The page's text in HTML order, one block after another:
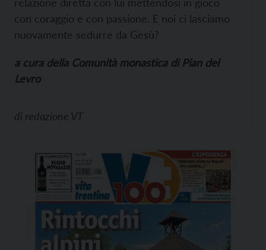
con coraggio e con passione. E noi ci lasciamo
nuovamente sedurre da Gesù?
a cura della Comunità monastica di Pian del
Levro
di redazione VT